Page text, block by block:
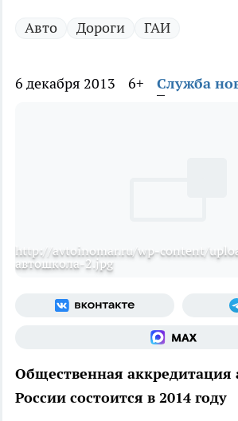
Авто Дороги ГАИ
6 декабря 2013 6+ Служба
http://avtoinomar.ru/wp-content/
автошкола-2.jpg
Общественная аккредитация
России состоится в 2014 году